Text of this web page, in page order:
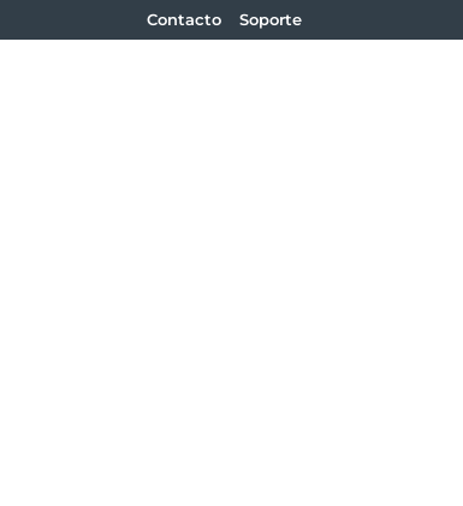
Contacto Soporte